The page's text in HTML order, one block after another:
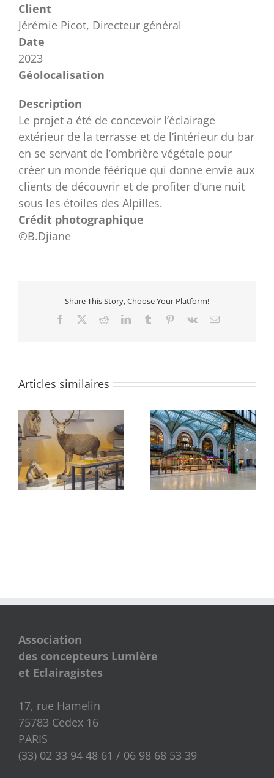
Client
Jérémie Picot, Directeur général
Date
2023
Géolocalisation
Description
Le projet a été de concevoir l’éclairage
extérieur de la terrasse et de l’intérieur du bar
en se servant de l’ombrière végétale pour
créer un monde féérique qui donne envie aux
clients de découvrir et de profiter d’une nuit
sous les étoiles des Alpilles.
Crédit photographique
©B.Djiane
Share This Story, Choose Your Platform!
Facebook RedditLinkedInTumblr Pinterest
Vk Email
Articles similaires
Gare de Lyon, hall 1,
Petite Halle Voyageur
Gare de Lyon, Galerie
Diderot
Association
des concepteurs Lumière
et Eclairagistes
17, rue Hamelin
75783 Cedex 16
PARIS
(33) 02 33 94 48 61 / 06 98 68 53 39